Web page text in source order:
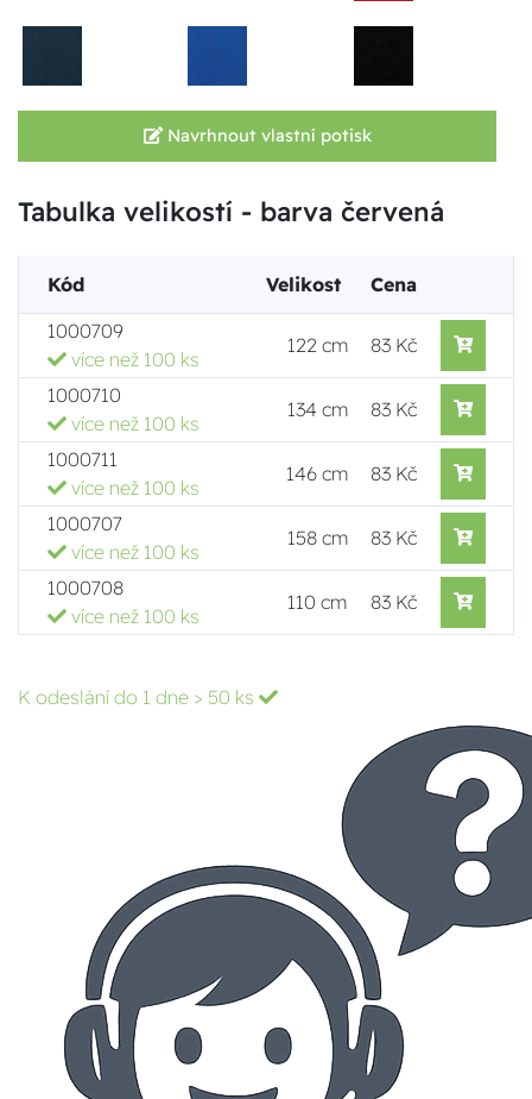
Navrhnout vlastní potisk
Tabulka velikostí - barva červená
Kód Velikost
Cena
1000709
více než 100 ks
122 cm 83 Kč
1000710
více než 100 ks
134 cm 83 Kč
1000711
více než 100 ks
146 cm 83 Kč
1000707
více než 100 ks
158 cm 83 Kč
1000708
více než 100 ks
110 cm 83 Kč
K odeslání do 1 dne > 50 ks